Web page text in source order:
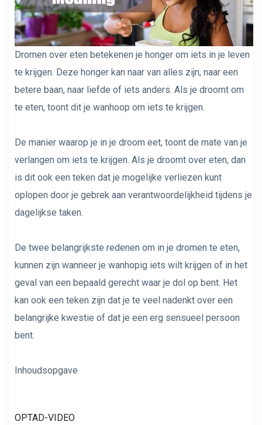
Dromen over eten betekenen je honger om iets in je leven
te krijgen. Deze honger kan naar van alles zijn, naar een
betere baan, naar liefde of iets anders. Als je droomt om
te eten, toont dit je wanhoop om iets te krijgen.
De manier waarop je in je droom eet, toont de mate van je
verlangen om iets te krijgen. Als je droomt over eten, dan
is dit ook een teken dat je mogelijke verliezen kunt
oplopen door je gebrek aan verantwoordelijkheid tijdens je
dagelijkse taken.
De twee belangrijkste redenen om in je dromen te eten,
kunnen zijn wanneer je wanhopig iets wilt krijgen of in het
geval van een bepaald gerecht waar je dol op bent. Het
kan ook een teken zijn dat je te veel nadenkt over een
belangrijke kwestie of dat je een erg sensueel persoon
bent.
Inhoudsopgave
OPTAD-VIDEO